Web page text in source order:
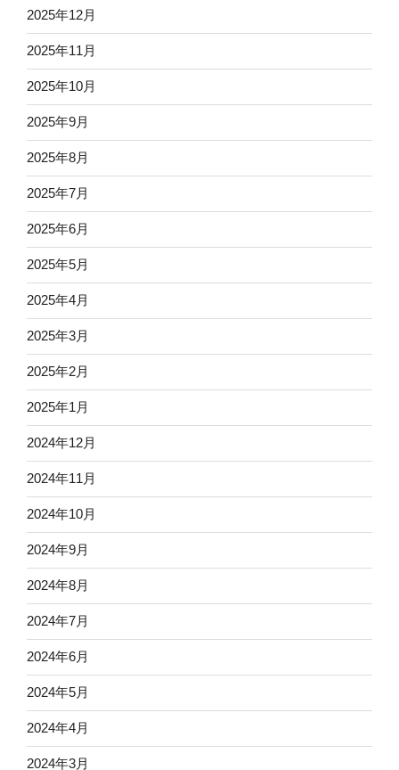
2025年12月
2025年11月
2025年10月
2025年9月
2025年8月
2025年7月
2025年6月
2025年5月
2025年4月
2025年3月
2025年2月
2025年1月
2024年12月
2024年11月
2024年10月
2024年9月
2024年8月
2024年7月
2024年6月
2024年5月
2024年4月
2024年3月